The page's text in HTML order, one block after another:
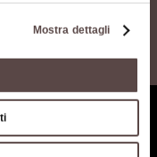
Mostra dettagli
essere
imbutini sono
verdi (la pasta
(alla
al cacao.
dell'Appennino